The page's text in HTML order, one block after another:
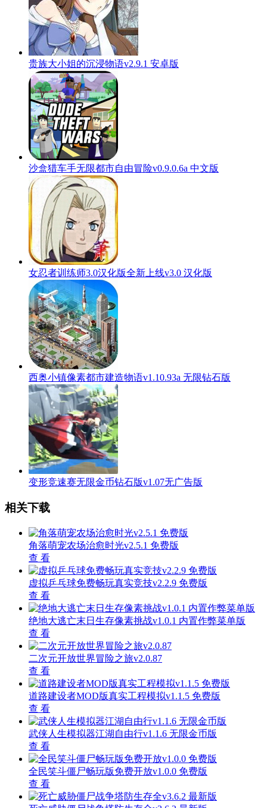
贵族大小姐的沉浸物语v2.9.1 安卓版
沙盒猎车手无限都市自由冒险v0.9.0.6a 中文版
女忍者训练师3.0汉化版全新上线v3.0 汉化版
西奥小镇像素都市建造物语v1.10.93a 无限钻石版
变形竞速赛无限金币钻石版v1.07无广告版
相关下载
角落萌宠农场治愈时光v2.5.1 免费版
查 看
虚拟乒乓球免费畅玩真实竞技v2.2.9 免费版
查 看
绝地大逃亡末日生存像素挑战v1.0.1 内置作弊菜单版
查 看
二次元开放世界冒险之旅v2.0.87
查 看
道路建设者MOD版真实工程模拟v1.1.5 免费版
查 看
武侠人生模拟器江湖自由行v1.1.6 无限金币版
查 看
全民笑斗僵尸畅玩版免费开放v1.0.0 免费版
查 看